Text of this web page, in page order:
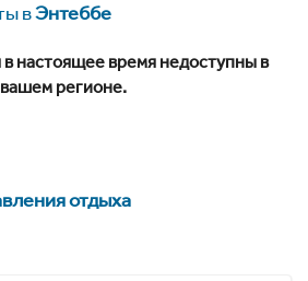
вЭнтеббе
настоящее время недоступны в
вашем регионе.
отдыха